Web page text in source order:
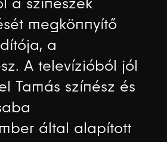
megkönnyítő
a
A televízióból jól
Tamás színész és
által alapított